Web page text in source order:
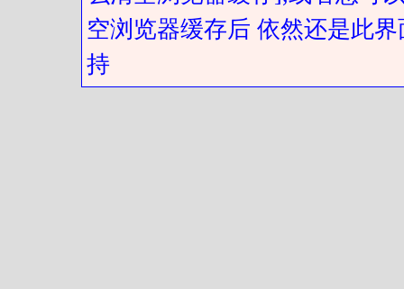
空浏览器缓存后 依然还是此
持